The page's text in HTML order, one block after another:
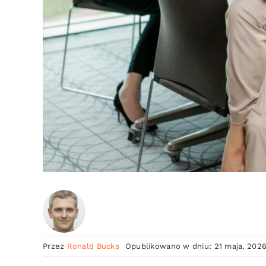
Przez Ronald Bucks Opublikowano w dniu: 21 maja,